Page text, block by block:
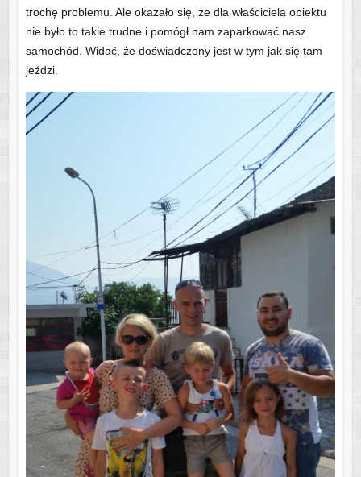
trochę problemu. Ale okazało się, że dla właściciela obiektu
nie było to takie trudne i pomógł nam zaparkować nasz
samochód. Widać, że doświadczony jest w tym jak się tam
jeździ.